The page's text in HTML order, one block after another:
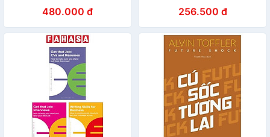
khẩu / Quảng cáo
480.000 đ 256.500 đ